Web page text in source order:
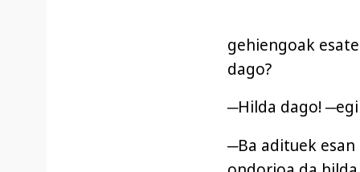
gehiengoak
dago?
─Hilda dago!
─Ba adituek